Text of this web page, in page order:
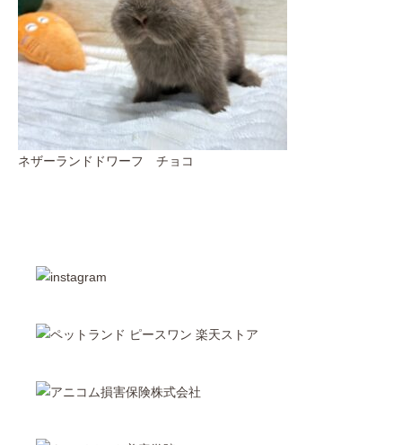
ネザーランドドワーフ チョコ